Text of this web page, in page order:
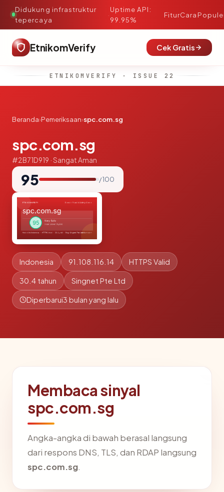
Didukung infrastruktur
tepercaya
·
Uptime API:
99.95%
FiturCara
EtnikomVerify Cek Gratis
ETNIKOMVERIFY · ISSUE 22
Beranda›Pemeriksaan›spc.com.sg
spc.com.sg
#2B71D919 · Sangat Aman
95 / 100
Indonesia 91.108.116.14 HTTPS Valid
30.4 tahun Singnet Pte Ltd
Diperbarui3 bulan yang lalu
Membaca sinyal
spc.com.sg
Angka-angka di bawah berasal langsung
dari respons DNS, TLS, dan RDAP langsung
spc.com.sg.